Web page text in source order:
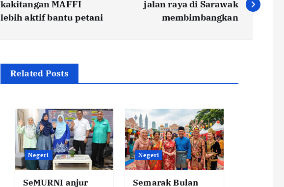
kakitangan MAFFI
lebih aktif bantu petani
jalan raya di Sarawak
membimbangkan
Related Posts
Negeri
SeMURNI anjur
Negeri
Semarak Bulan